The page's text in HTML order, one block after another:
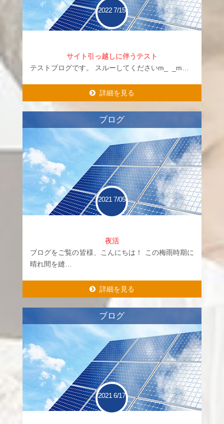
2022 7/15
サイト引っ越しに伴うテスト
テストブログです。 スルーしてくださいm_ _m…
詳細を見る
詳細を見る
ブログ
2021 7/05
夜活
ブログをご覧の皆様、こんにちは！ この梅雨時期に
晴れ間を縫…
詳細を見る
詳細を見る
ブログ
2021 6/17